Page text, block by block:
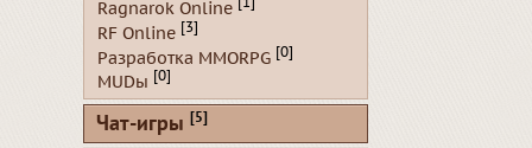
Ragnarok Online [1]
RF Online [3]
Разработка MMORPG [0]
MUDы [0]
Чат-игры [5]